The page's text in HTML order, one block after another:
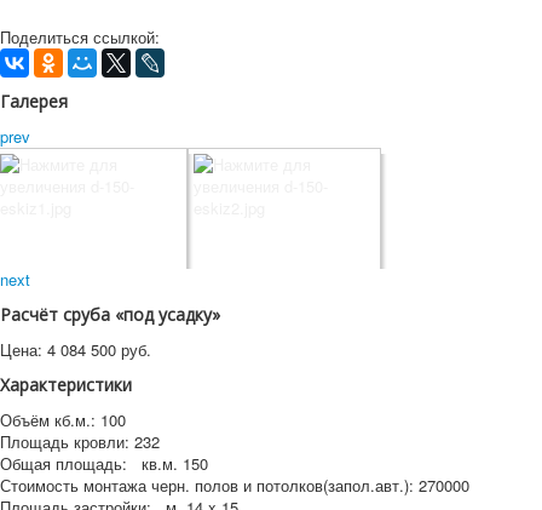
Поделиться ссылкой:
Галерея
prev
next
Расчёт сруба «под усадку»
Цена: 4 084 500 руб.
Характеристики
Объём кб.м.: 100
Площадь кровли: 232
Общая площадь:
кв.м. 150
Стоимость монтажа черн. полов и потолков(запол.авт.): 270000